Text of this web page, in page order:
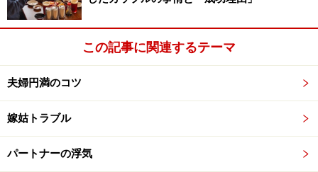
前項で上げたような言葉だけでなく、話の進め方でも
行為があります。わかっていても、特に女性がやってし
まいがちなのが、過去の話を蒸し返したり、「あのこと
だってそうでしょ」のように別の話題を強引に今の喧嘩
の話題に繋げてしまうこと。
これは小さな火事をどんどん延焼させてしまうようなも
ので、最終的には手の付けらない大火事に発展してしま
この記事に関連するテーマ
夫婦円満のコツ
嫁姑トラブル
パートナーの浮気